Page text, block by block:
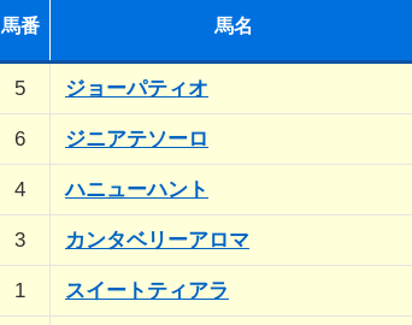
馬番 馬名
5 ジョーパティオ
6 ジニアテソーロ
4 ハニューハント
3 カンタベリーアロマ
1 スイートティアラ